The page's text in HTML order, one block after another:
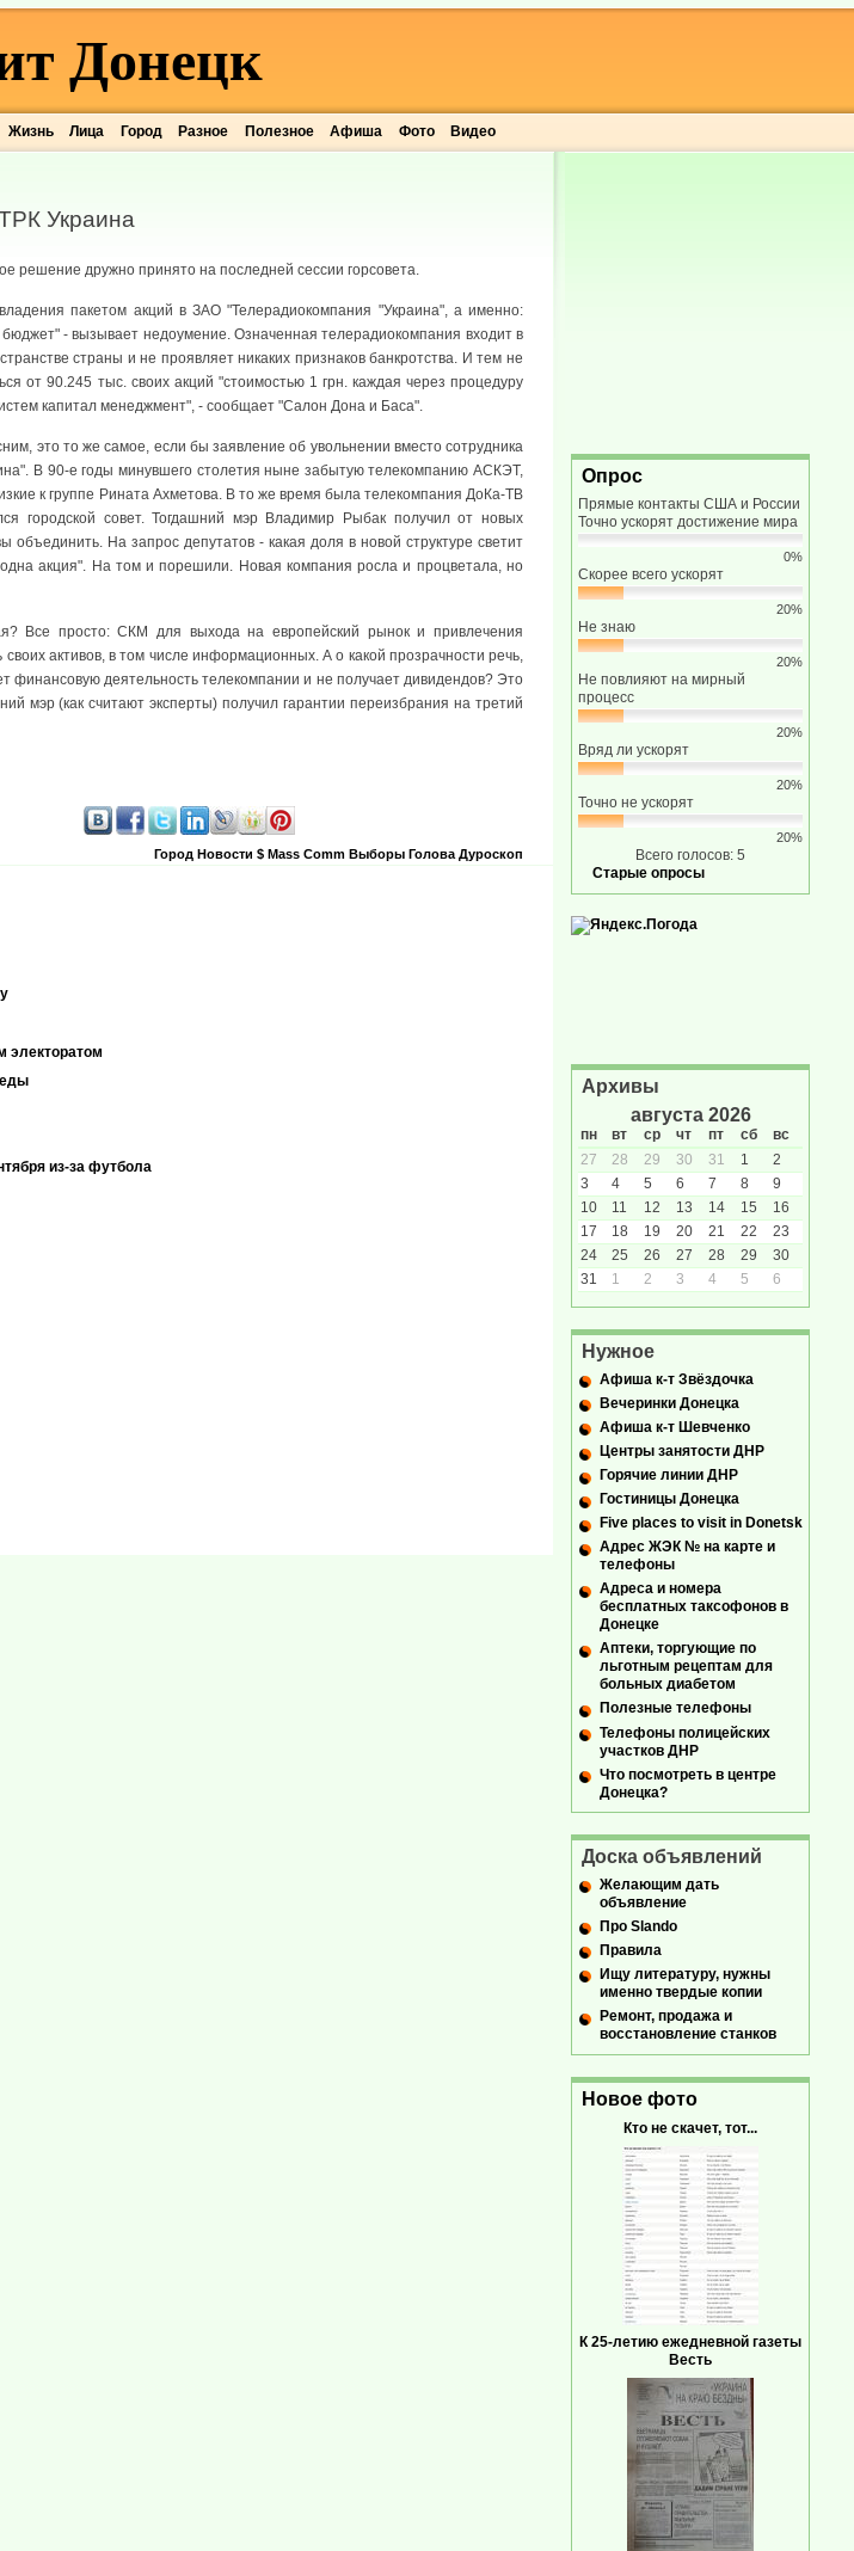
Жизнь Лица Город Разное Полезное Афиша Фото Видео
Донецк
Украина
решение дружно принято на последней сессии горсовета.
пакетом акций в ЗАО "Телерадиокомпания "Украина", а именно:
- вызывает недоумение. Означенная телерадиокомпания входит в
страны и не проявляет никаких признаков банкротства. И тем не
от 90.245 тыс. своих акций "стоимостью 1 грн. каждая через процедуру
капитал менеджмент", - сообщает "Салон Дона и Баса".
это то же самое, если бы заявление об увольнении вместо сотрудника
В 90-е годы минувшего столетия ныне забытую телекомпанию АСКЭТ,
к группе Рината Ахметова. В то же время была телекомпания ДоКа-ТВ
городской совет. Тогдашний мэр Владимир Рыбак получил от новых
На запрос депутатов - какая доля в новой структуре светит
акция". На том и порешили. Новая компания росла и процветала, но
Все просто: СКМ для выхода на европейский рынок и привлечения
активов, в том числе информационных. А о какой прозрачности речь,
финансовую деятельность телекомпании и не получает дивидендов? Это
мэр (как считают эксперты) получил гарантии переизбрания на третий
Город Новости $ Mass Comm Выборы Голова Дуроскоп
электоратом
из-за футбола
Опрос
Прямые контакты США и России
Точно ускорят достижение мира
0%
Скорее всего ускорят
20%
Не знаю
20%
Не повлияют на мирный
процесс
20%
Вряд ли ускорят
20%
Точно не ускорят
20%
Всего голосов: 5
Старые опросы
Архивы
августа 2026
пн вт ср чт пт сб
вс
27
28 29 30 31 1
2
3
4 5 6 7 8
9
10
11 12 13 14 15
16
17
18 19 20 21 22
23
24
25 26 27 28 29
30
31
1 2 3 4 5 6
Нужное
Афиша к-т Звёздочка
Вечеринки Донецка
Афиша к-т Шевченко
Центры занятости ДНР
Горячие линии ДНР
Гостиницы Донецка
Five places to visit in Donetsk
Адрес ЖЭК № на карте и
телефоны
Адреса и номера
бесплатных таксофонов в
Донецке
Аптеки, торгующие по
льготным рецептам для
больных диабетом
Полезные телефоны
Телефоны полицейских
участков ДНР
Что посмотреть в центре
Донецка?
Доска объявлений
Желающим дать
объявление
Про Slando
Правила
Ищу литературу, нужны
именно твердые копии
Ремонт, продажа и
восстановление станков
Новое фото
Кто не скачет, тот...
К 25-летию ежедневной газеты
Весть